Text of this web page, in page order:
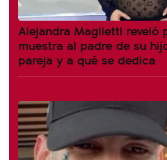
Alejandra Maglietti reveló
muestra al padre de su
pareja y a qué se dedica